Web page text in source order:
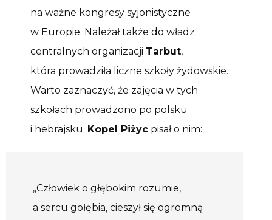
na ważne kongresy syjonistyczne
w Europie. Należał także do władz
centralnych organizacji Tarbut,
która prowadziła liczne szkoły żydowskie.
Warto zaznaczyć, że zajęcia w tych
szkołach prowadzono po polsku
i hebrajsku. Kopel Piżyc pisał o nim:
„Człowiek o głębokim rozumie,
a sercu gołębia, cieszył się ogromną